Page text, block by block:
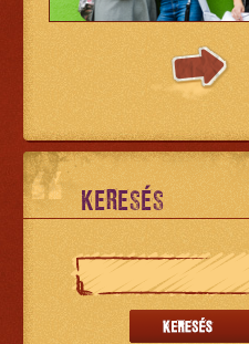
KERESÉS